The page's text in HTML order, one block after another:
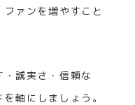
ァンを増やすこと
誠実さ・信頼な
軸にしましょう。